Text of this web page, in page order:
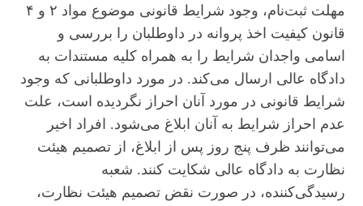
مهلت ثبت‌نام، وجود شرایط قانونی موضوع مواد ۲ و ۴
قانون کیفیت اخذ پروانه در داوطلبان را بررسی و
اسامی واجدان شرایط را به همراه کلیه مستندات به
دادگاه عالی ارسال می‌کند. در مورد داوطلبانی که وجود
شرایط قانونی در مورد آنان احراز نگردیده است، علت
عدم احراز شرایط به آنان ابلاغ می‌شود. افراد اخیر
می‌توانند ظرف پنج روز پس از ابلاغ، از تصمیم هیئت
نظارت به دادگاه عالی شکایت کنند. شعبه
رسیدگی‌کننده، در صورت نقض تصمیم هیئت نظارت،